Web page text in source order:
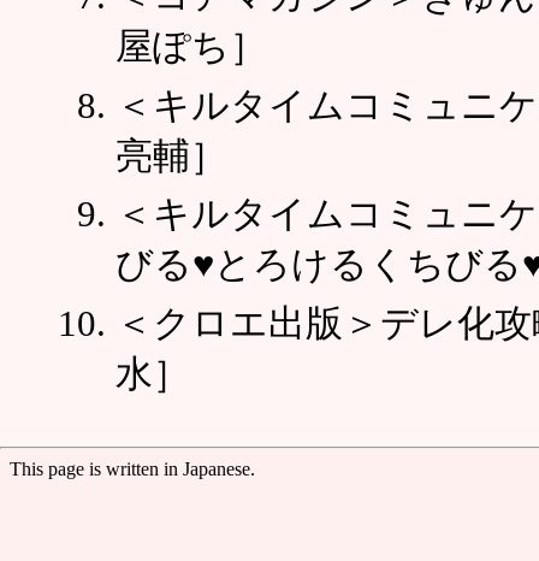
屋ぽち］
＜キルタイムコミュニ
亮輔］
＜キルタイムコミュニ
びる♥とろけるくちびる
＜クロエ出版＞デレ化
水］
This page is written in Japanese.